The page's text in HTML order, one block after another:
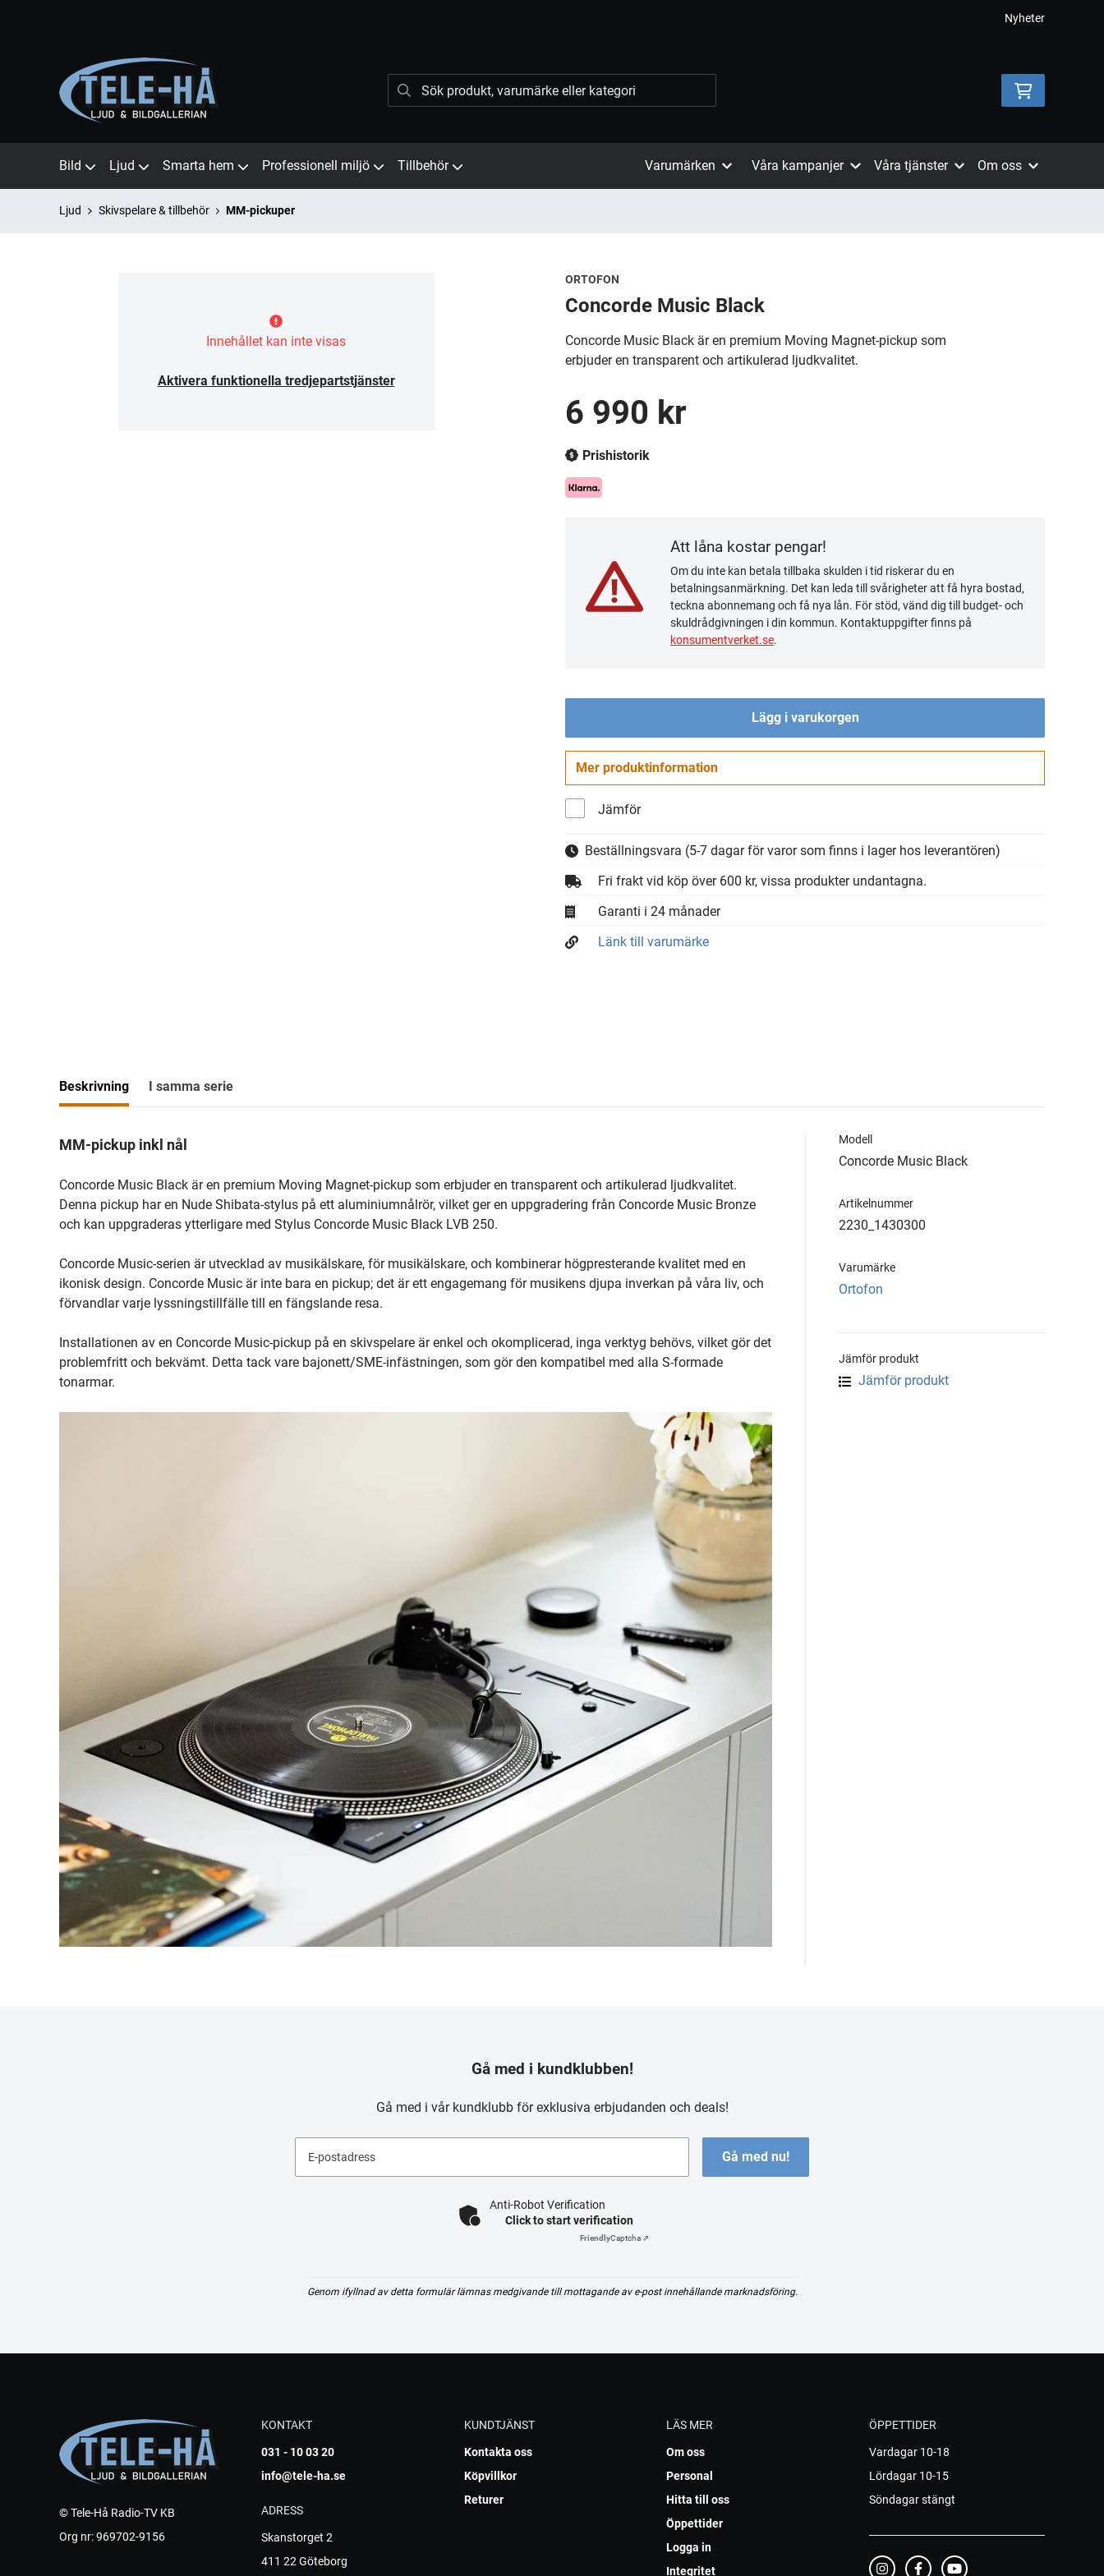
Nyheter
Bild Ljud Smarta hem Professionell miljö Tillbehör Varumärken Våra kampanjer Våra tjänster Om oss
Ljud Skivspelare & tillbehör MM-pickuper
Innehållet kan inte visas
Aktivera funktionella tredjepartstjänster
ORTOFON
Concorde Music Black
Concorde Music Black är en premium Moving Magnet-pickup som
erbjuder en transparent och artikulerad ljudkvalitet.
6 990 kr
Prishistorik
Att låna kostar pengar!
Om du inte kan betala tillbaka skulden i tid riskerar du en
betalningsanmärkning. Det kan leda till svårigheter att få hyra bostad,
teckna abonnemang och få nya lån. För stöd, vänd dig till budget- och
skuldrådgivningen i din kommun. Kontaktuppgifter finns på
konsumentverket.se.
Lägg i varukorgen
Mer produktinformation
Jämför
Beställningsvara (5-7 dagar för varor som finns i lager hos leverantören)
Fri frakt vid köp över 600 kr, vissa produkter undantagna.
Garanti i 24 månader
Länk till varumärke
Beskrivning I samma serie
MM-pickup inkl nål
Concorde Music Black är en premium Moving Magnet-pickup som erbjuder en transparent och artikulerad ljudkvalitet.
Denna pickup har en Nude Shibata-stylus på ett aluminiumnålrör, vilket ger en uppgradering från Concorde Music Bronze
och kan uppgraderas ytterligare med Stylus Concorde Music Black LVB 250.
Concorde Music-serien är utvecklad av musikälskare, för musikälskare, och kombinerar högpresterande kvalitet med en
ikonisk design. Concorde Music är inte bara en pickup; det är ett engagemang för musikens djupa inverkan på våra liv, och
förvandlar varje lyssningstillfälle till en fängslande resa.
Installationen av en Concorde Music-pickup på en skivspelare är enkel och okomplicerad, inga verktyg behövs, vilket gör det
problemfritt och bekvämt. Detta tack vare bajonett/SME-infästningen, som gör den kompatibel med alla S-formade
tonarmar.
Modell
Concorde Music Black
Artikelnummer
2230_1430300
Varumärke
Ortofon
Jämför produkt
Jämför produkt
Gå med i kundklubben!
Gå med i vår kundklubb för exklusiva erbjudanden och deals!
E-postadress Gå med nu!
Anti-Robot Verification
Click to start verification
FriendlyCaptcha ⇗
Genom ifyllnad av detta formulär lämnas medgivande till mottagande av e-post innehållande marknadsföring.
© Tele-Hå Radio-TV KB
Org nr: 969702-9156
KONTAKT
031 - 10 03 20
info@tele-ha.se
ADRESS
Skanstorget 2
411 22 Göteborg
KUNDTJÄNST
Kontakta oss
Köpvillkor
Returer
LÄS MER
Om oss
Personal
Hitta till oss
Öppettider
Logga in
Integritet
ÖPPETTIDER
Vardagar 10-18
Lördagar 10-15
Söndagar stängt